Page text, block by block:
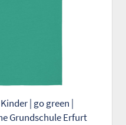
| go green |
Grundschule Erfurt